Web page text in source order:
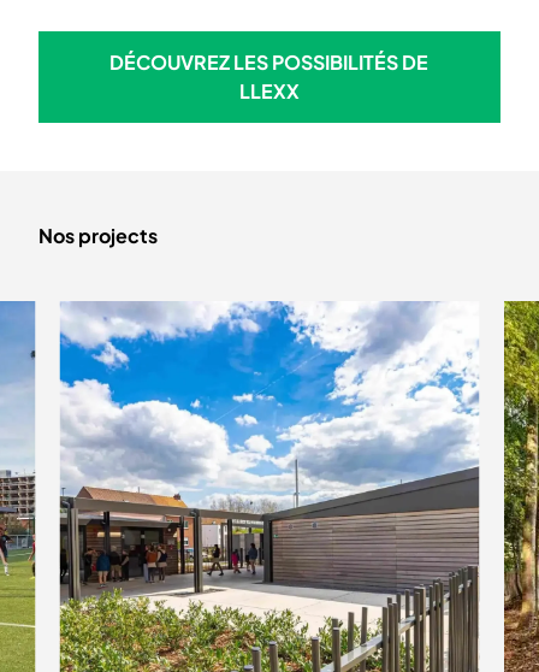
DÉCOUVREZ LES
DÉCOUVREZ LES POSSIBILITÉS DE
LLEXX
Nos projects